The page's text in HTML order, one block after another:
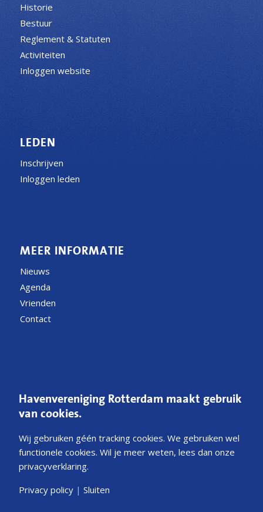
Historie
Bestuur
Reglement & Statuten
Activiteiten
Inloggen website
LEDEN
Inschrijven
Inloggen leden
MEER INFORMATIE
Nieuws
Agenda
Vrienden
Contact
Postbus 54200
EMail ons
KvK 40341231
NL45ABNA0252543033
Havenvereniging Rotterdam maakt gebruik
van cookies.
Wij gebruiken géén tracking cookies. We gebruiken wel
functionele cookies. Wil je meer weten, lees dan onze
privacyverklaring.
Privacy policy | Sluiten